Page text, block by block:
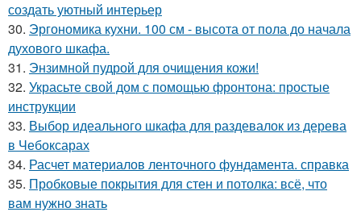
создать уютный интерьер
30. Эргономика кухни. 100 см - высота от пола до начала
духового шкафа.
31. Энзимной пудрой для очищения кожи!
32. Украсьте свой дом с помощью фронтона: простые
инструкции
33. Выбор идеального шкафа для раздевалок из дерева
в Чебоксарах
34. Расчет материалов ленточного фундамента. справка
35. Пробковые покрытия для стен и потолка: всё, что
вам нужно знать